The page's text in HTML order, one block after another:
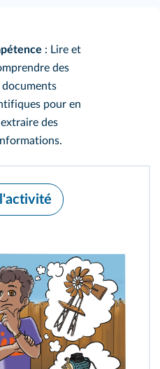
: Lire et
des
documents
pour en
extraire des